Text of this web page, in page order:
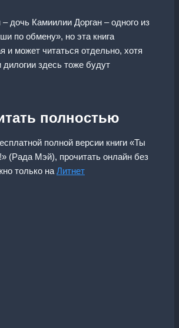
– дочь Камиилии Дорган – одного из
по обмену», но эта книга
и может читаться отдельно, хотя
дилогии здесь тоже будут
полностью
полной версии книги «Ты
(Рада Мэй), прочитать онлайн без
только на Литнет